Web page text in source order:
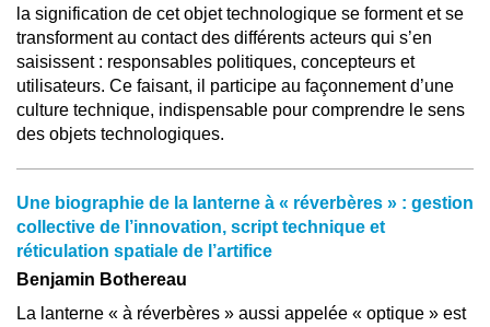
la signification de cet objet technologique se forment et se
transforment au contact des différents acteurs qui s’en
saisissent : responsables politiques, concepteurs et
utilisateurs. Ce faisant, il participe au façonnement d’une
culture technique, indispensable pour comprendre le sens
des objets technologiques.
Une biographie de la lanterne à « réverbères » : gestion
collective de l’innovation, script technique et
réticulation spatiale de l’artifice
Benjamin Bothereau
La lanterne « à réverbères » aussi appelée « optique » est